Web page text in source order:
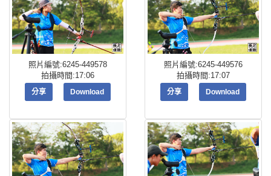
照片編號:6245-449578
拍攝時間:17:06
分享 Download
照片編號:6245-449576
拍攝時間:17:07
分享 Download